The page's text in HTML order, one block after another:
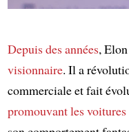
Depuis des années,
visionnaire. Il a
commerciale et fait
promouvantles